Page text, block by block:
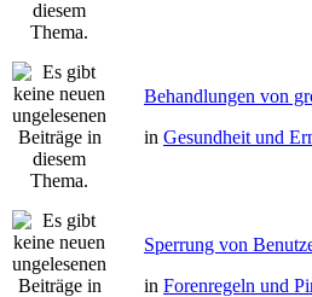
Behandlungen von
in Gesundheit und
Sperrung von
in Forenregeln und